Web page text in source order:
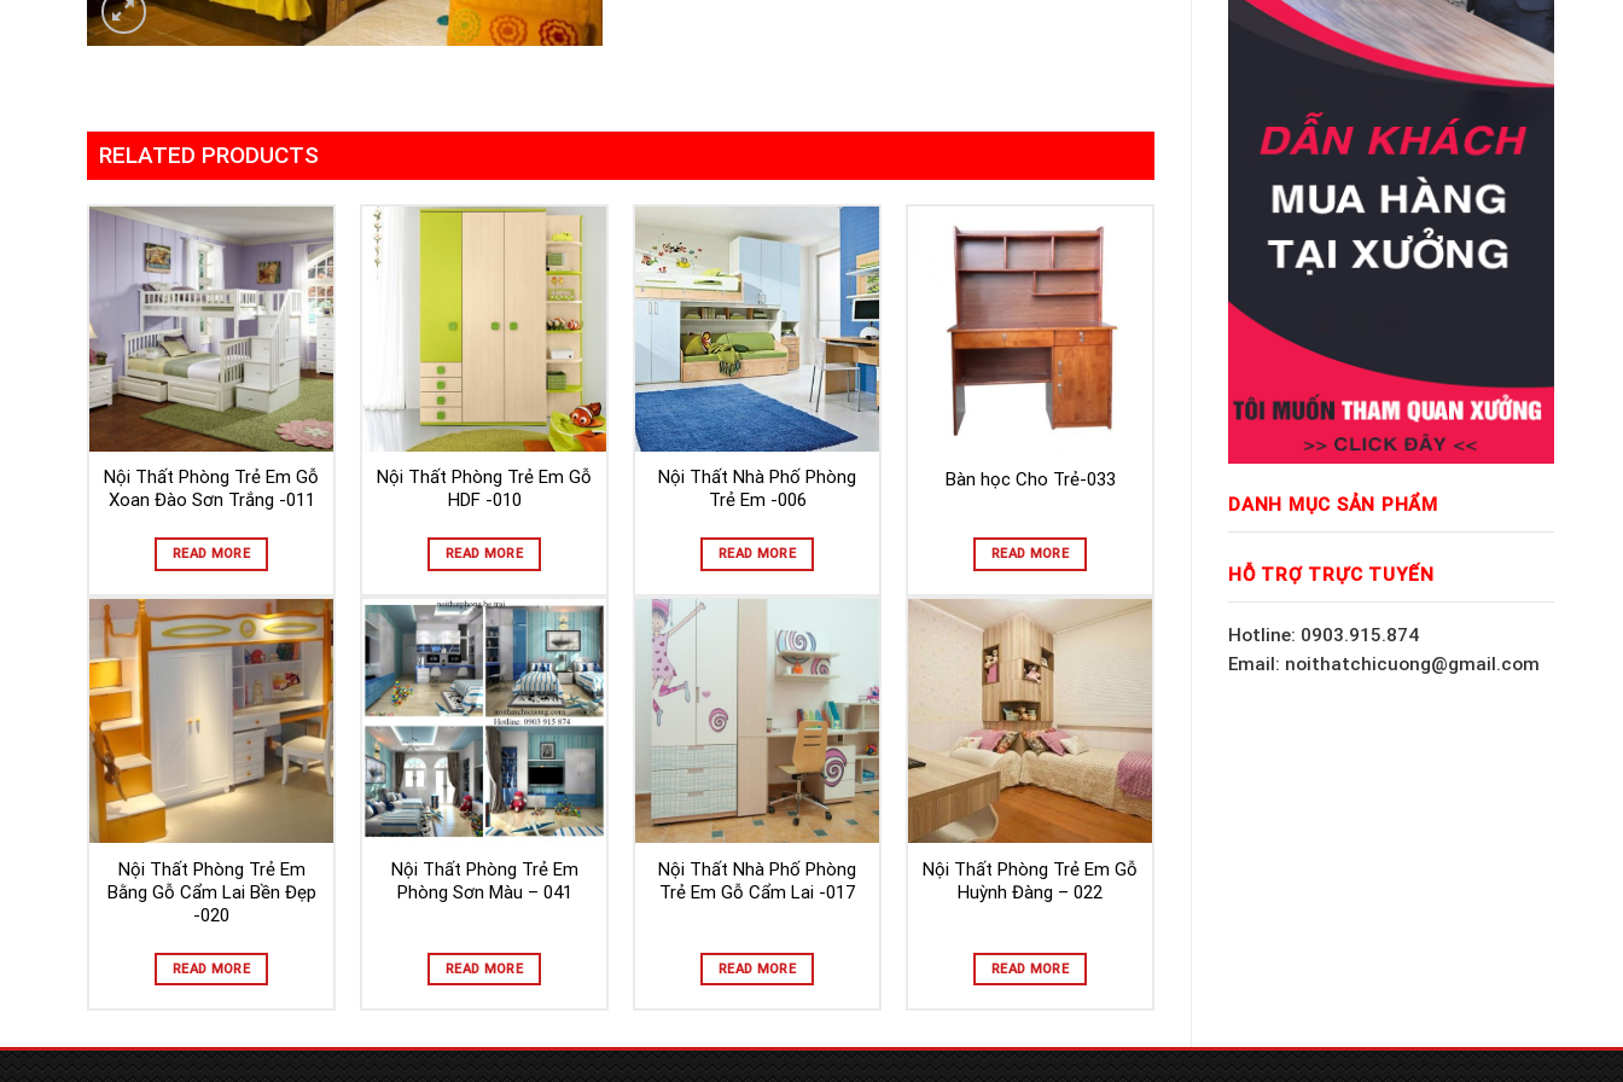
DANH MỤC SẢN PHẨM
HỖ TRỢ TRỰC TUYẾN
Hotline: 0903.915.874
Email: noithatchicuong@gmail.com
RELATED PRODUCTS
Nội Thất Phòng Trẻ Em Gỗ
Xoan Đào Sơn Trắng -011
READ MORE
Nội Thất Phòng Trẻ Em Gỗ
HDF -010
READ MORE
Nội Thất Nhà Phố Phòng
Trẻ Em -006
READ MORE
Bàn học Cho Trẻ-033
READ MORE
Nội Thất Phòng Trẻ Em
Bằng Gỗ Cẩm Lai Bền Đẹp
-020
READ MORE
Nội Thất Phòng Trẻ Em
Phòng Sơn Màu – 041
READ MORE
Nội Thất Nhà Phố Phòng
Trẻ Em Gỗ Cẩm Lai -017
READ MORE
Nội Thất Phòng Trẻ Em Gỗ
Huỳnh Đàng – 022
READ MORE